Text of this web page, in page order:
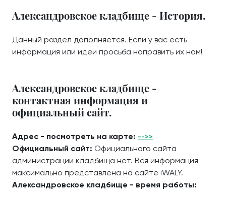
Александровское кладбище - История.
Данный раздел дополняется. Если у вас есть
информация или идеи просьба направить их нам!
Александровское кладбище -
контактная информация и
официальный сайт.
Адрес - посмотреть на карте: -->>
Официальный сайт: Официального сайта
администрации кладбища нет. Вся информация
максимально представлена на сайте iWALY.
Александровское кладбище - время работы: